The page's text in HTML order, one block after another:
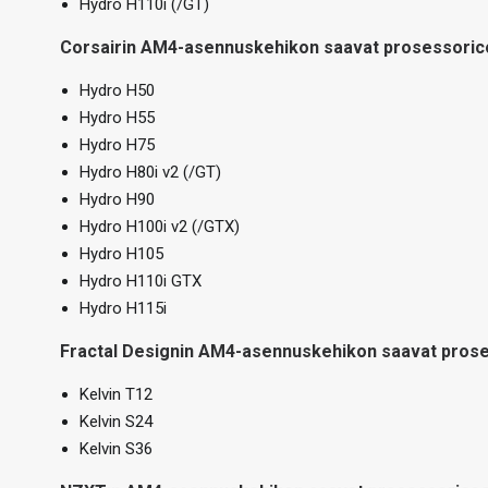
Hydro H110i (/GT)
Corsairin AM4-asennuskehikon saavat prosessori
Hydro H50
Hydro H55
Hydro H75
Hydro H80i v2 (/GT)
Hydro H90
Hydro H100i v2 (/GTX)
Hydro H105
Hydro H110i GTX
Hydro H115i
Fractal Designin AM4-asennuskehikon saavat
Kelvin T12
Kelvin S24
Kelvin S36